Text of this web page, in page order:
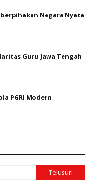
Negara Nyata
Guru Jawa Tengah
PGRI Modern